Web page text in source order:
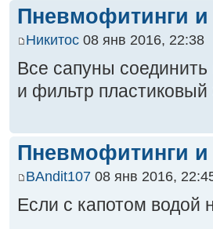
Пневмофитинги и
Никитос 08 янв 2016, 22:38
Все сапуны соединить
и фильтр
Пневмофитинги и
BAndit107 08 янв 2016,
Если с капотом водой